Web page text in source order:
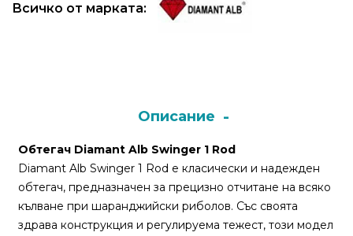
Плувки
за
риболов
Всичко от марката:
Описание
Обтегач Diamant Alb Swinger 1 Rod
Diamant Alb Swinger 1 Rod е класически и надежден
обтегач, предназначен за прецизно отчитане на всяко
кълване при шаранджийски риболов. Със своята
здрава конструкция и регулируема тежест, този модел